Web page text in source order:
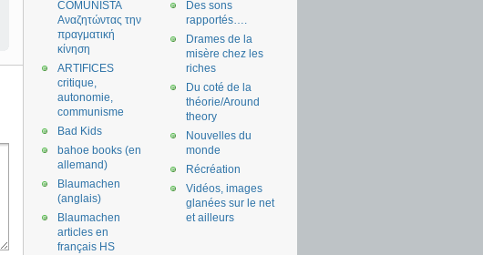
Des sons
rapportés….
Drames de la
misère chez les
riches
Du coté de la
théorie/Around
theory
Nouvelles du
monde
Récréation
Vidéos, images
glanées sur le net
et ailleurs
COMUNISTA
Αναζητώντας την
πραγματική
κίνηση
ARTIFICES
critique,
autonomie,
communisme
Bad Kids
bahoe books (en
allemand)
Blaumachen
(anglais)
Blaumachen
articles en
français HS